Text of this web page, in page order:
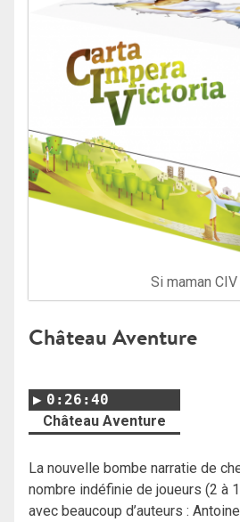
Si maman
Château Aventure
0:26:40
Château Aventure
La nouvelle bombe narratie de
nombre indéfinie de joueurs (2 à
avec beaucoup d’auteurs :